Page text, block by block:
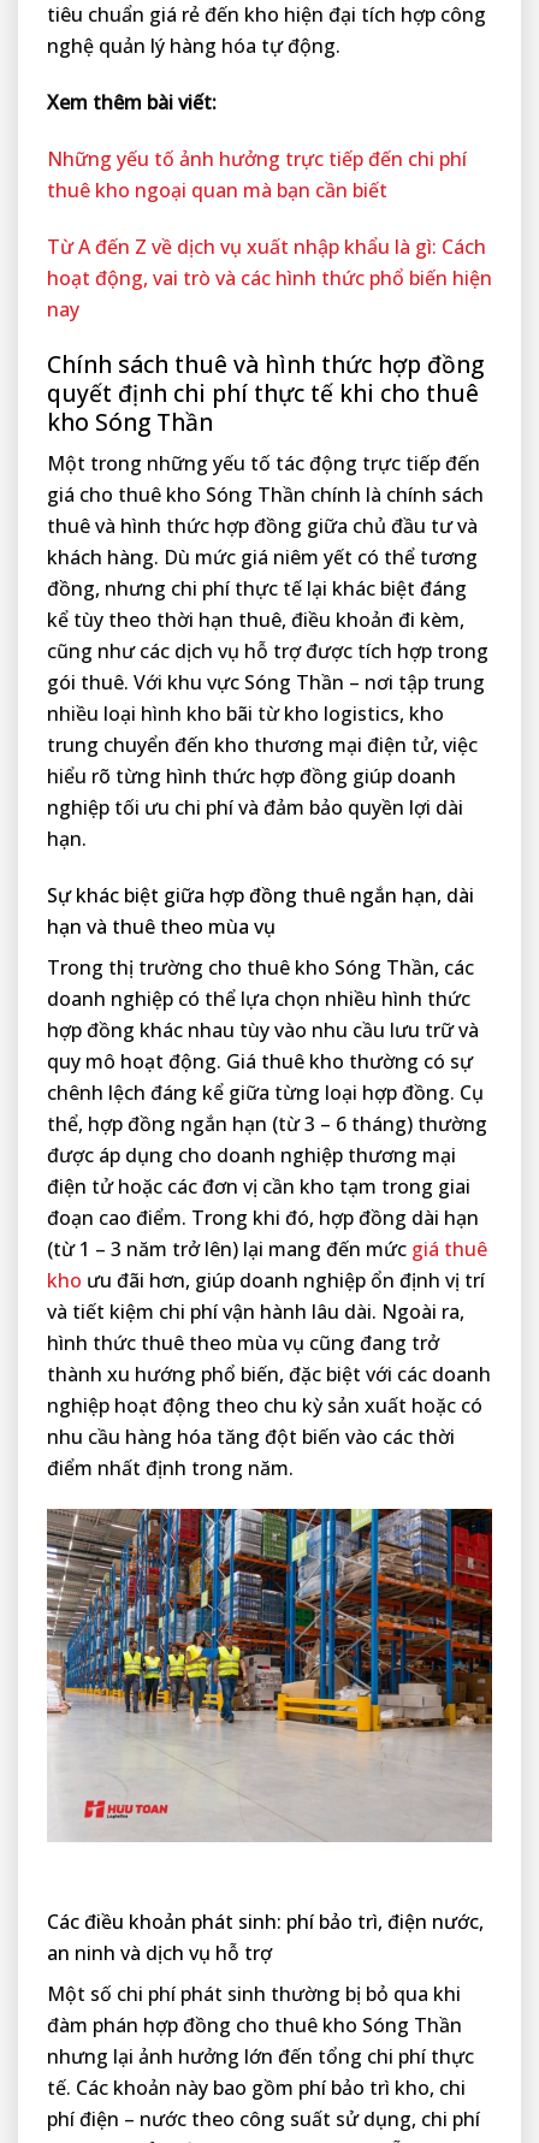
tiêu chuẩn giá rẻ đến kho hiện đại tích hợp công
nghệ quản lý hàng hóa tự động.
Xem thêm bài viết:
Những yếu tố ảnh hưởng trực tiếp đến chi phí
thuê kho ngoại quan mà bạn cần biết
Từ A đến Z về dịch vụ xuất nhập khẩu là gì: Cách
hoạt động, vai trò và các hình thức phổ biến hiện
nay
Chính sách thuê và hình thức hợp đồng
quyết định chi phí thực tế khi cho thuê
kho Sóng Thần
Một trong những yếu tố tác động trực tiếp đến
giá cho thuê kho Sóng Thần chính là chính sách
thuê và hình thức hợp đồng giữa chủ đầu tư và
khách hàng. Dù mức giá niêm yết có thể tương
đồng, nhưng chi phí thực tế lại khác biệt đáng
kể tùy theo thời hạn thuê, điều khoản đi kèm,
cũng như các dịch vụ hỗ trợ được tích hợp trong
gói thuê. Với khu vực Sóng Thần – nơi tập trung
nhiều loại hình kho bãi từ kho logistics, kho
trung chuyển đến kho thương mại điện tử, việc
hiểu rõ từng hình thức hợp đồng giúp doanh
nghiệp tối ưu chi phí và đảm bảo quyền lợi dài
hạn.
Sự khác biệt giữa hợp đồng thuê ngắn hạn, dài
hạn và thuê theo mùa vụ
Trong thị trường cho thuê kho Sóng Thần, các
doanh nghiệp có thể lựa chọn nhiều hình thức
hợp đồng khác nhau tùy vào nhu cầu lưu trữ và
quy mô hoạt động. Giá thuê kho thường có sự
chênh lệch đáng kể giữa từng loại hợp đồng. Cụ
thể, hợp đồng ngắn hạn (từ 3 – 6 tháng) thường
được áp dụng cho doanh nghiệp thương mại
điện tử hoặc các đơn vị cần kho tạm trong giai
đoạn cao điểm. Trong khi đó, hợp đồng dài hạn
(từ 1 – 3 năm trở lên) lại mang đến mức giá thuê
kho ưu đãi hơn, giúp doanh nghiệp ổn định vị trí
và tiết kiệm chi phí vận hành lâu dài. Ngoài ra,
hình thức thuê theo mùa vụ cũng đang trở
thành xu hướng phổ biến, đặc biệt với các doanh
nghiệp hoạt động theo chu kỳ sản xuất hoặc có
nhu cầu hàng hóa tăng đột biến vào các thời
điểm nhất định trong năm.
Các điều khoản phát sinh: phí bảo trì, điện nước,
an ninh và dịch vụ hỗ trợ
Một số chi phí phát sinh thường bị bỏ qua khi
đàm phán hợp đồng cho thuê kho Sóng Thần
nhưng lại ảnh hưởng lớn đến tổng chi phí thực
tế. Các khoản này bao gồm phí bảo trì kho, chi
phí điện – nước theo công suất sử dụng, chi phí